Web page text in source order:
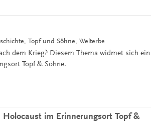
Topf und Söhne, Welterbe
dem Krieg? Diesem Thema widmet sich ein
Topf & Söhne.
Holocaust im Erinnerungsort Topf &